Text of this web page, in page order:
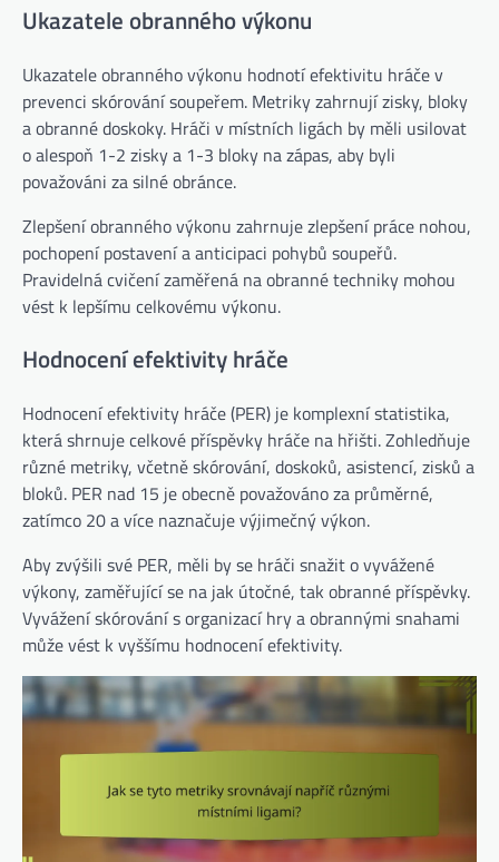
Ukazatele obranného výkonu
Ukazatele obranného výkonu hodnotí efektivitu hráče v
prevenci skórování soupeřem. Metriky zahrnují zisky, bloky
a obranné doskoky. Hráči v místních ligách by měli usilovat
o alespoň 1-2 zisky a 1-3 bloky na zápas, aby byli
považováni za silné obránce.
Zlepšení obranného výkonu zahrnuje zlepšení práce nohou,
pochopení postavení a anticipaci pohybů soupeřů.
Pravidelná cvičení zaměřená na obranné techniky mohou
vést k lepšímu celkovému výkonu.
Hodnocení efektivity hráče
Hodnocení efektivity hráče (PER) je komplexní statistika,
která shrnuje celkové příspěvky hráče na hřišti. Zohledňuje
různé metriky, včetně skórování, doskoků, asistencí, zisků a
bloků. PER nad 15 je obecně považováno za průměrné,
zatímco 20 a více naznačuje výjimečný výkon.
Aby zvýšili své PER, měli by se hráči snažit o vyvážené
výkony, zaměřující se na jak útočné, tak obranné příspěvky.
Vyvážení skórování s organizací hry a obrannými snahami
může vést k vyššímu hodnocení efektivity.